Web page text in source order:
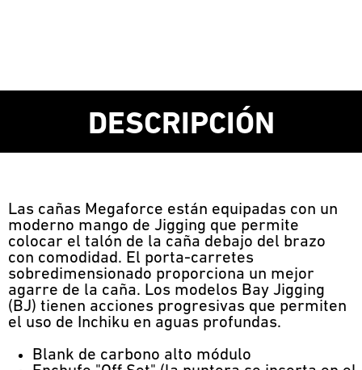
DESCRIPCIÓN
Las cañas Megaforce están equipadas con un
moderno mango de Jigging que permite
colocar el talón de la caña debajo del brazo
con comodidad. El porta-carretes
sobredimensionado proporciona un mejor
agarre de la caña. Los modelos Bay Jigging
(BJ) tienen acciones progresivas que permiten
el uso de Inchiku en aguas profundas.
Blank de carbono alto módulo